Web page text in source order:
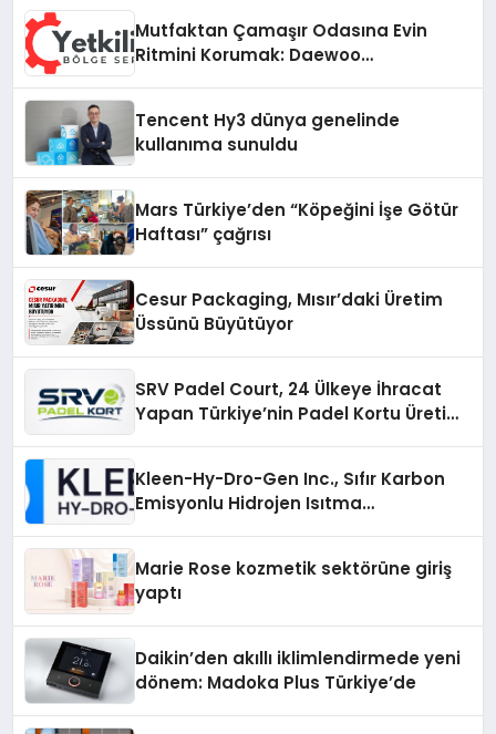
Mutfaktan Çamaşır Odasına Evin
Ritmini Korumak: Daewoo
Tencent Hy3 dünya genelinde
kullanıma sunuldu
Mars Türkiye’den “Köpeğini İşe Götür
Haftası” çağrısı
Cesur Packaging, Mısır’daki Üretim
Üssünü Büyütüyor
SRV Padel Court, 24 Ülkeye İhracat
Yapan Türkiye’nin Padel Kortu Üretim
Kleen-Hy-Dro-Gen Inc., Sıfır Karbon
Emisyonlu Hidrojen Isıtma
Marie Rose kozmetik sektörüne giriş
yaptı
Daikin’den akıllı iklimlendirmede yeni
dönem: Madoka Plus Türkiye’de